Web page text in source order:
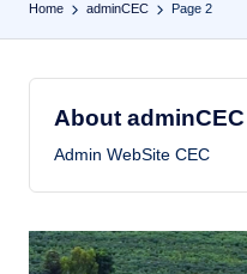
Home adminCEC Page 2
About adminCEC
Admin WebSite CEC